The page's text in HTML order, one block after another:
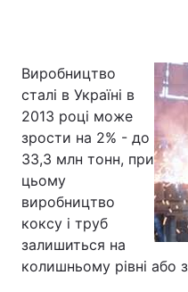
Виробництво
сталі в Україні в
2013 році може
зрости на 2% - до
33,3 млн тонн, при
цьому
виробництво
коксу і труб
залишиться на
колишньому рівні або